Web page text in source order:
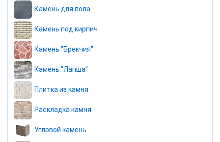
Камень для пола
Камень под кирпич
Камень "Брекчия"
Камень "Лапша"
Плитка из камня
Раскладка камня
Угловой камень